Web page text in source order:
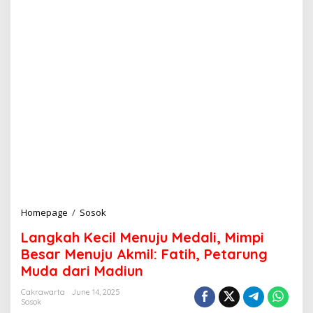
Homepage / Sosok
n
g
k
a
h
Langkah Kecil Menuju Medali, Mimpi
Besar Menuju Akmil: Fatih, Petarung
Muda dari Madiun
Cakrawarta
June 14, 2025
Sosok